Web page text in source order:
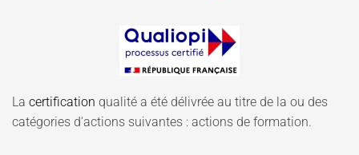
La certification qualité a été délivrée au titre de la ou des
catégories d'actions suivantes : actions de formation.